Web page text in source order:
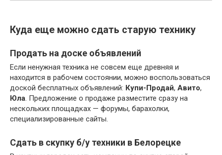
Куда еще можно сдать старую технику
Продать на доске объявлений
Если ненужная техника не совсем еще древняя и
находится в рабочем состоянии, можно воспользоваться
доской бесплатных объявлений: Купи-Продай, Авито,
Юла. Предложение о продаже разместите сразу на
нескольких площадках — форумы, барахолки,
специализированные сайты.
Сдать в скупку б/у техники в Белорецке